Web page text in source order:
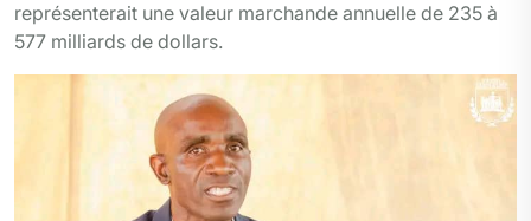
représenterait une valeur marchande annuelle de 235 à
577 milliards de dollars.